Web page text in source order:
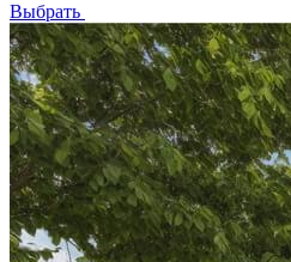
Выбрать